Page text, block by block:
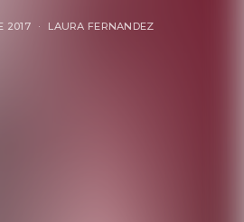
2017 LAURA FERNANDEZ